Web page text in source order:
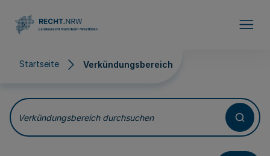
Startseite Verkündungsbereich
Verkündungsbereich
Verkündungsbereich durchsuchen